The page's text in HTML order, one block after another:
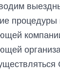
процедуры